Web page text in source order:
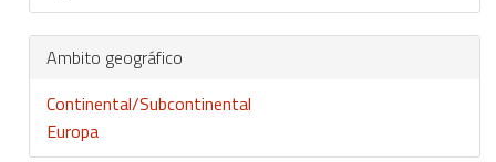
Ambito geográfico
Continental/Subcontinental
Europa